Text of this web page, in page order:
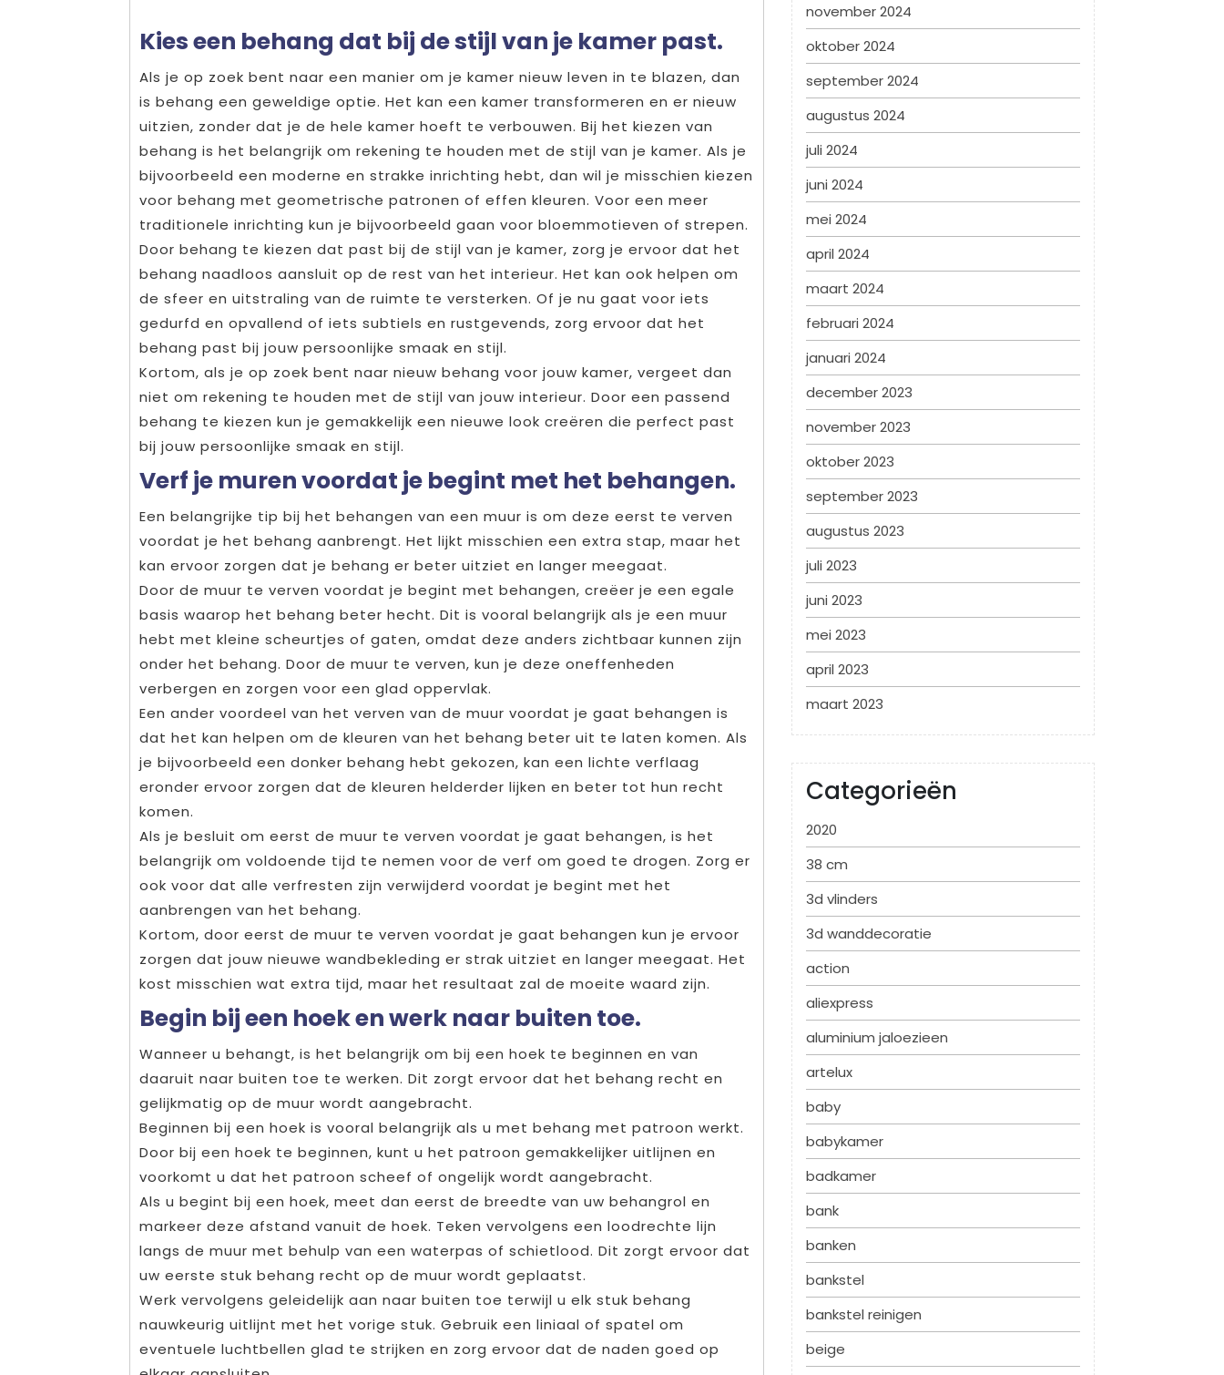
Kies een behang dat bij de stijl van je kamer past.
Als je op zoek bent naar een manier om je kamer nieuw leven in te blazen, dan
is behang een geweldige optie. Het kan een kamer transformeren en er nieuw
uitzien, zonder dat je de hele kamer hoeft te verbouwen. Bij het kiezen van
behang is het belangrijk om rekening te houden met de stijl van je kamer. Als je
bijvoorbeeld een moderne en strakke inrichting hebt, dan wil je misschien kiezen
voor behang met geometrische patronen of effen kleuren. Voor een meer
traditionele inrichting kun je bijvoorbeeld gaan voor bloemmotieven of strepen.
Door behang te kiezen dat past bij de stijl van je kamer, zorg je ervoor dat het
behang naadloos aansluit op de rest van het interieur. Het kan ook helpen om
de sfeer en uitstraling van de ruimte te versterken. Of je nu gaat voor iets
gedurfd en opvallend of iets subtiels en rustgevends, zorg ervoor dat het
behang past bij jouw persoonlijke smaak en stijl.
Kortom, als je op zoek bent naar nieuw behang voor jouw kamer, vergeet dan
niet om rekening te houden met de stijl van jouw interieur. Door een passend
behang te kiezen kun je gemakkelijk een nieuwe look creëren die perfect past
bij jouw persoonlijke smaak en stijl.
Verf je muren voordat je begint met het behangen.
Een belangrijke tip bij het behangen van een muur is om deze eerst te verven
voordat je het behang aanbrengt. Het lijkt misschien een extra stap, maar het
kan ervoor zorgen dat je behang er beter uitziet en langer meegaat.
Door de muur te verven voordat je begint met behangen, creëer je een egale
basis waarop het behang beter hecht. Dit is vooral belangrijk als je een muur
hebt met kleine scheurtjes of gaten, omdat deze anders zichtbaar kunnen zijn
onder het behang. Door de muur te verven, kun je deze oneffenheden
verbergen en zorgen voor een glad oppervlak.
Een ander voordeel van het verven van de muur voordat je gaat behangen is
dat het kan helpen om de kleuren van het behang beter uit te laten komen. Als
je bijvoorbeeld een donker behang hebt gekozen, kan een lichte verflaag
eronder ervoor zorgen dat de kleuren helderder lijken en beter tot hun recht
komen.
Als je besluit om eerst de muur te verven voordat je gaat behangen, is het
belangrijk om voldoende tijd te nemen voor de verf om goed te drogen. Zorg er
ook voor dat alle verfresten zijn verwijderd voordat je begint met het
aanbrengen van het behang.
Kortom, door eerst de muur te verven voordat je gaat behangen kun je ervoor
zorgen dat jouw nieuwe wandbekleding er strak uitziet en langer meegaat. Het
kost misschien wat extra tijd, maar het resultaat zal de moeite waard zijn.
Begin bij een hoek en werk naar buiten toe.
Wanneer u behangt, is het belangrijk om bij een hoek te beginnen en van
daaruit naar buiten toe te werken. Dit zorgt ervoor dat het behang recht en
gelijkmatig op de muur wordt aangebracht.
Beginnen bij een hoek is vooral belangrijk als u met behang met patroon werkt.
Door bij een hoek te beginnen, kunt u het patroon gemakkelijker uitlijnen en
voorkomt u dat het patroon scheef of ongelijk wordt aangebracht.
Als u begint bij een hoek, meet dan eerst de breedte van uw behangrol en
markeer deze afstand vanuit de hoek. Teken vervolgens een loodrechte lijn
langs de muur met behulp van een waterpas of schietlood. Dit zorgt ervoor dat
uw eerste stuk behang recht op de muur wordt geplaatst.
Werk vervolgens geleidelijk aan naar buiten toe terwijl u elk stuk behang
nauwkeurig uitlijnt met het vorige stuk. Gebruik een liniaal of spatel om
eventuele luchtbellen glad te strijken en zorg ervoor dat de naden goed op
november 2024
oktober 2024
september 2024
augustus 2024
juli 2024
juni 2024
mei 2024
april 2024
maart 2024
februari 2024
januari 2024
december 2023
november 2023
oktober 2023
september 2023
augustus 2023
juli 2023
juni 2023
mei 2023
april 2023
maart 2023
Categorieën
2020
38 cm
3d vlinders
3d wanddecoratie
action
aliexpress
aluminium jaloezieen
artelux
baby
babykamer
badkamer
bank
banken
bankstel
bankstel reinigen
beige